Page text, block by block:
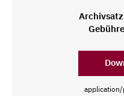
application/